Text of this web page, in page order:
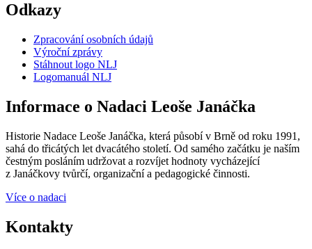
Odkazy
Zpracování osobních údajů
Výroční zprávy
Stáhnout logo NLJ
Logomanuál NLJ
Informace o Nadaci Leoše Janáčka
Historie Nadace Leoše Janáčka, která působí v Brně od roku 1991,
sahá do třicátých let dvacátého století. Od samého začátku je naším
čestným posláním udržovat a rozvíjet hodnoty vycházející
z Janáčkovy tvůrčí, organizační a pedagogické činnosti.
Více o nadaci
Kontakty